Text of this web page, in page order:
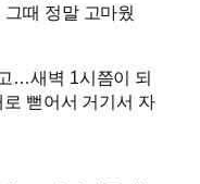
때 정말 고마웠
…새벽 1시쯤이 되
뻗어서 거기서 자